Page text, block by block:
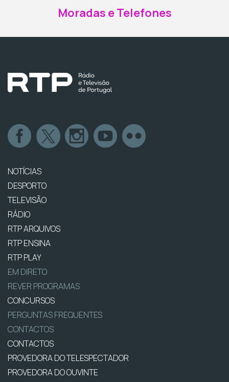
Moradas e Telefones
NOTÍCIAS
DESPORTO
TELEVISÃO
RÁDIO
RTP ARQUIVOS
RTP ENSINA
RTP PLAY
EM DIRETO
REVER PROGRAMAS
CONCURSOS
PERGUNTAS FREQUENTES
CONTACTOS
CONTACTOS
PROVEDORA DO TELESPECTADOR
PROVEDORA DO OUVINTE